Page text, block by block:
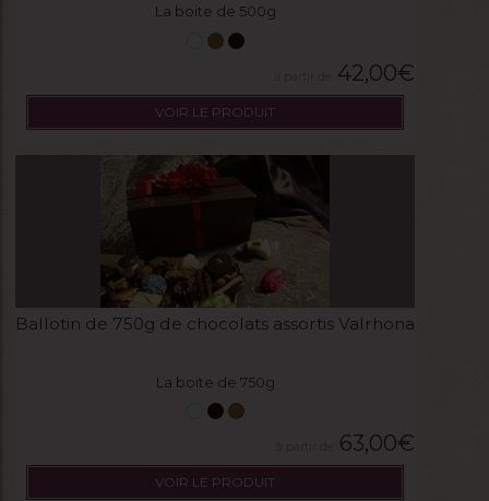
La boite de 500g
42,00€
VOIR LE PRODUIT
Ballotin de 750g de chocolats assortis Valrhona
La boite de 750g
63,00€
VOIR LE PRODUIT